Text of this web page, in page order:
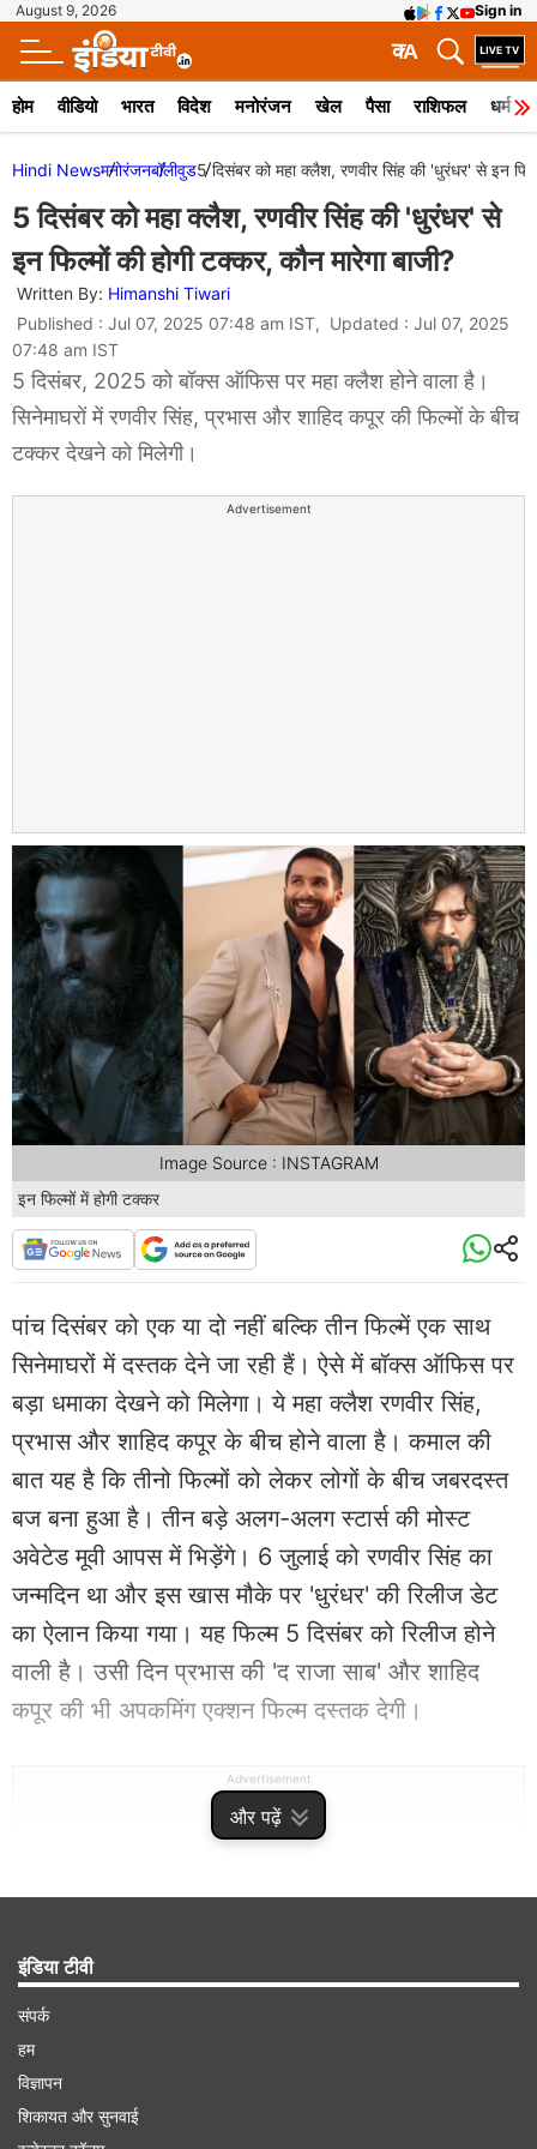
August 9, 2026 Sign in
A
क
होम वीडियो भारत विदेश मनोरंजन खेल पैसा राशिफल धर्म
और पढ़ें
Hindi Newsमनोरंजनबॉलीवुड5 दिसंबर को महा क्लैश, रणवीर सिंह की 'धुरंधर' से इन
5 दिसंबर को महा क्लैश, रणवीर सिंह की 'धुरंधर' से
इन फिल्मों की होगी टक्कर, कौन मारेगा बाजी?
Written By: Himanshi Tiwari
Published : Jul 07, 2025 07:48 am IST, Updated : Jul 07, 2025
07:48 am IST
5 दिसंबर, 2025 को बॉक्स ऑफिस पर महा क्लैश होने वाला है।
सिनेमाघरों में रणवीर सिंह, प्रभास और शाहिद कपूर की फिल्मों के बीच
टक्कर देखने को मिलेगी।
Advertisement
इन फिल्मों में होगी टक्कर
Image Source : INSTAGRAM
पांच दिसंबर को एक या दो नहीं बल्कि तीन फिल्में एक साथ
सिनेमाघरों में दस्तक देने जा रही हैं। ऐसे में बॉक्स ऑफिस पर
बड़ा धमाका देखने को मिलेगा। ये महा क्लैश रणवीर सिंह,
प्रभास और शाहिद कपूर के बीच होने वाला है। कमाल की
बात यह है कि तीनो फिल्मों को लेकर लोगों के बीच जबरदस्त
बज बना हुआ है। तीन बड़े अलग-अलग स्टार्स की मोस्ट
अवेटेड मूवी आपस में भिड़ेंगे। 6 जुलाई को रणवीर सिंह का
जन्मदिन था और इस खास मौके पर 'धुरंधर' की रिलीज डेट
का ऐलान किया गया। यह फिल्म 5 दिसंबर को रिलीज होने
वाली है। उसी दिन प्रभास की 'द राजा साब' और शाहिद
कपूर की भी अपकमिंग एक्शन फिल्म दस्तक देगी।
Advertisement
दिसंबर 2025 में होगा धमाका
इंडिया टीवी
संपर्क
हम
विज्ञापन
शिकायत और सुनवाई